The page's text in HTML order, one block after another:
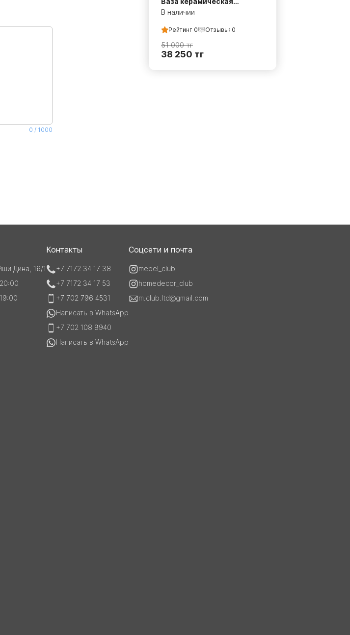
0 / 1000
коричневая
В наличии
Рейтинг 0 Отзывы: 0
51 000тг
38 250 тг
Дина, 16/1
Контакты
+7 7172 34 17 38
+7 7172 34 17 53
+7 702 796 4531
Написать в WhatsApp
+7 702 108 9940
Написать в WhatsApp
Соцсети и почта
mebel_club
homedecor_club
m.club.ltd@gmail.com